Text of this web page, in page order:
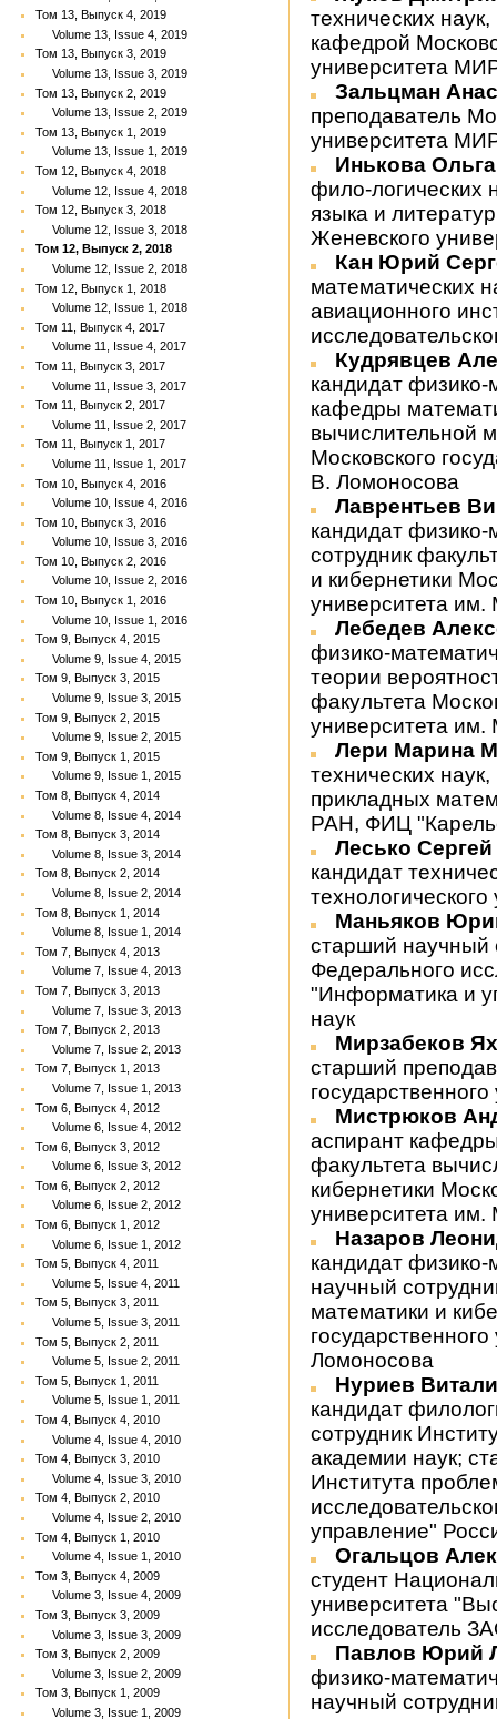
Том 13, Выпуск 4, 2019
Volume 13, Issue 4, 2019
Том 13, Выпуск 3, 2019
Volume 13, Issue 3, 2019
Том 13, Выпуск 2, 2019
Volume 13, Issue 2, 2019
Том 13, Выпуск 1, 2019
Volume 13, Issue 1, 2019
Том 12, Выпуск 4, 2018
Volume 12, Issue 4, 2018
Том 12, Выпуск 3, 2018
Volume 12, Issue 3, 2018
Том 12, Выпуск 2, 2018
Volume 12, Issue 2, 2018
Том 12, Выпуск 1, 2018
Volume 12, Issue 1, 2018
Том 11, Выпуск 4, 2017
Volume 11, Issue 4, 2017
Том 11, Выпуск 3, 2017
Volume 11, Issue 3, 2017
Том 11, Выпуск 2, 2017
Volume 11, Issue 2, 2017
Том 11, Выпуск 1, 2017
Volume 11, Issue 1, 2017
Том 10, Выпуск 4, 2016
Volume 10, Issue 4, 2016
Том 10, Выпуск 3, 2016
Volume 10, Issue 3, 2016
Том 10, Выпуск 2, 2016
Volume 10, Issue 2, 2016
Том 10, Выпуск 1, 2016
Volume 10, Issue 1, 2016
Том 9, Выпуск 4, 2015
Volume 9, Issue 4, 2015
Том 9, Выпуск 3, 2015
Volume 9, Issue 3, 2015
Том 9, Выпуск 2, 2015
Volume 9, Issue 2, 2015
Том 9, Выпуск 1, 2015
Volume 9, Issue 1, 2015
Том 8, Выпуск 4, 2014
Volume 8, Issue 4, 2014
Том 8, Выпуск 3, 2014
Volume 8, Issue 3, 2014
Том 8, Выпуск 2, 2014
Volume 8, Issue 2, 2014
Том 8, Выпуск 1, 2014
Volume 8, Issue 1, 2014
Том 7, Выпуск 4, 2013
Volume 7, Issue 4, 2013
Том 7, Выпуск 3, 2013
Volume 7, Issue 3, 2013
Том 7, Выпуск 2, 2013
Volume 7, Issue 2, 2013
Том 7, Выпуск 1, 2013
Volume 7, Issue 1, 2013
Том 6, Выпуск 4, 2012
Volume 6, Issue 4, 2012
Том 6, Выпуск 3, 2012
Volume 6, Issue 3, 2012
Том 6, Выпуск 2, 2012
Volume 6, Issue 2, 2012
Том 6, Выпуск 1, 2012
Volume 6, Issue 1, 2012
Том 5, Выпуск 4, 2011
Volume 5, Issue 4, 2011
Том 5, Выпуск 3, 2011
Volume 5, Issue 3, 2011
Том 5, Выпуск 2, 2011
Volume 5, Issue 2, 2011
Том 5, Выпуск 1, 2011
Volume 5, Issue 1, 2011
Том 4, Выпуск 4, 2010
Volume 4, Issue 4, 2010
Том 4, Выпуск 3, 2010
Volume 4, Issue 3, 2010
Том 4, Выпуск 2, 2010
Volume 4, Issue 2, 2010
Том 4, Выпуск 1, 2010
Volume 4, Issue 1, 2010
Том 3, Выпуск 4, 2009
Volume 3, Issue 4, 2009
Том 3, Выпуск 3, 2009
Volume 3, Issue 3, 2009
Том 3, Выпуск 2, 2009
Volume 3, Issue 2, 2009
Том 3, Выпуск 1, 2009
Volume 3, Issue 1, 2009
технических
кафедрой
университета
Зальцман
преподаватель
университета
Инькова
фило-логических
языка и
Женевского
Кан Юрий
математических
авиационного
Кудрявцев
кандидат физико-
кафедры
вычислительной
Московского
В. Ломоносова
Лаврентьев
кандидат физико-
сотрудник
и кибернетики
университета
Лебедев
физико-
теории
факультета
университета
Лери Марина
технических
прикладных
РАН, ФИЦ
Лесько
кандидат
Маньяков
старший научный
Федерального
"Информатика и
наук
Мирзабеков
старший
Мистрюков
аспирант
факультета
кибернетики
университета
Назаров
кандидат физико-
научный
математики и
Ломоносова
Нуриев
кандидат
сотрудник
академии наук;
Института
управление"
Огальцов
студент
университета
исследователь
Павлов Юрий
физико-
научный